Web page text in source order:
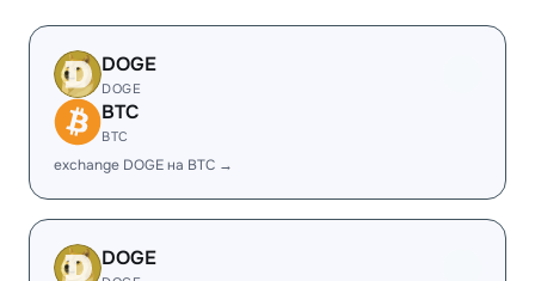
DOGE
DOGE
BTC
BTC
exchange DOGE на BTC →
DOGE